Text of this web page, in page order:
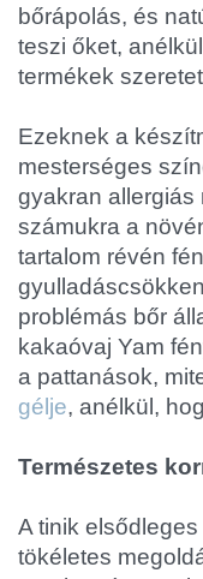
bőrápolás, és
teszi őket,
termékek
Ezeknek a
mesterséges
gyakran allergiás
számukra a
tartalom révén
problémás bőr
kakaóvaj Yam
a pattanások,
gélje, anélkül,
Természetes
A tinik
tökéletes